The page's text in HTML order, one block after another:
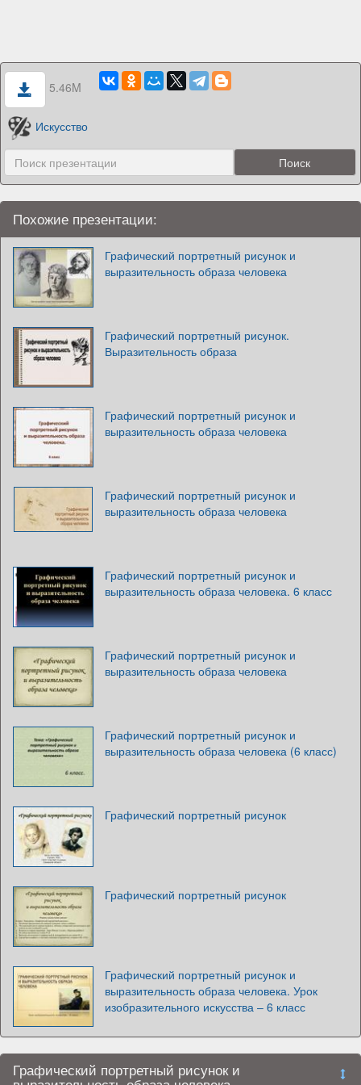
5.46M
Искусство
Похожие презентации:
Графический портретный рисунок и
выразительность образа человека
Графический портретный рисунок.
Выразительность образа
Графический портретный рисунок и
выразительность образа человека
Графический портретный рисунок и
выразительность образа человека
Графический портретный рисунок и
выразительность образа человека. 6 класс
Графический портретный рисунок и
выразительность образа человека
Графический портретный рисунок и
выразительность образа человека (6 класс)
Графический портретный рисунок
Графический портретный рисунок
Графический портретный рисунок и
выразительность образа человека. Урок
изобразительного искусства – 6 класс
Графический портретный рисунок и